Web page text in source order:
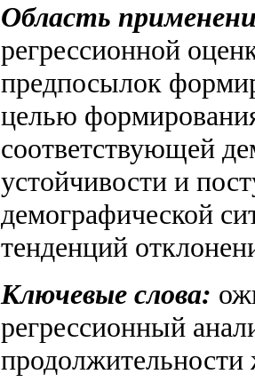
Область
регрессионной
предпосылок
целью
соответствующей
устойчивости и
демографической
тенденций
Ключевые слова:
регрессионный
продолжительности